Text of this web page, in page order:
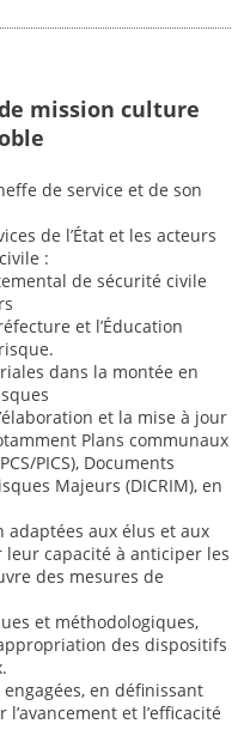
mission culture
de service et de son
de l’État et les acteurs
:
de sécurité civile
et l’Éducation
dans la montée en
et la mise à jour
Plans communaux
PICS), Documents
Majeurs (DICRIM), en
adaptées aux élus et aux
capacité à anticiper les
des mesures de
et méthodologiques,
des dispositifs
en définissant
et l’efficacité